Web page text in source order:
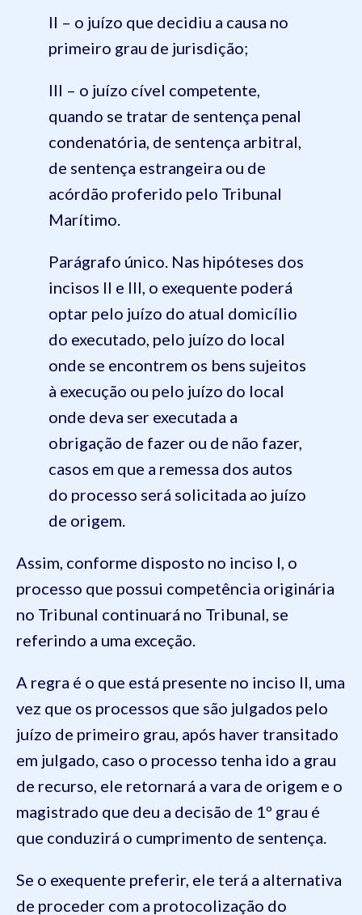
II – o juízo que decidiu a causa no
primeiro grau de jurisdição;
III – o juízo cível competente,
quando se tratar de sentença penal
condenatória, de sentença arbitral,
de sentença estrangeira ou de
acórdão proferido pelo Tribunal
Marítimo.
Parágrafo único. Nas hipóteses dos
incisos II e III, o exequente poderá
optar pelo juízo do atual domicílio
do executado, pelo juízo do local
onde se encontrem os bens sujeitos
à execução ou pelo juízo do local
onde deva ser executada a
obrigação de fazer ou de não fazer,
casos em que a remessa dos autos
do processo será solicitada ao juízo
de origem.
Assim, conforme disposto no inciso I, o
processo que possui competência originária
no Tribunal continuará no Tribunal, se
referindo a uma exceção.
A regra é o que está presente no inciso II, uma
vez que os processos que são julgados pelo
juízo de primeiro grau, após haver transitado
em julgado, caso o processo tenha ido a grau
de recurso, ele retornará a vara de origem e o
magistrado que deu a decisão de 1º grau é
que conduzirá o cumprimento de sentença.
Se o exequente preferir, ele terá a alternativa
de proceder com a protocolização do